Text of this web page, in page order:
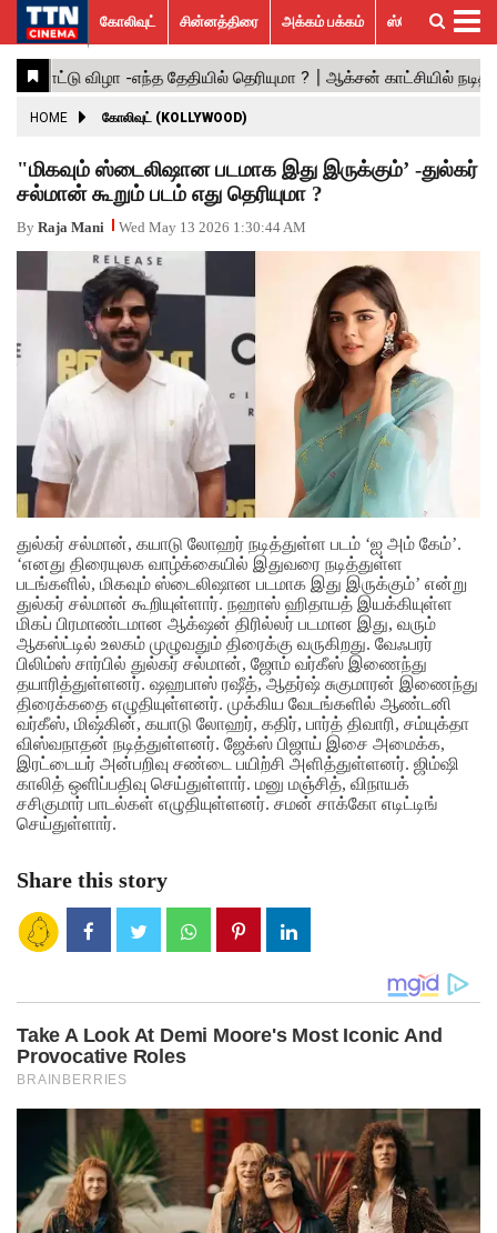
கோலிவுட்
சின்னத்திரை
பாலிவுட்
ஹாலிவுட்
அக்கம்
பக்கம்
ஸ்பெஷல்
ஸ்டோரீஸ்
விமர்சனம்
GALLERY
ACTRESS
ACTORS
MOVIESTILLS
EVENTS
VIDEOS
What’s
Hot
Trending
News
கோலிவுட் சின்னத்திரை அக்கம் பக்கம் ஸ்பெஷல் ஸ்டோரீஸ்
HOME கோலிவுட் (KOLLYWOOD)
"மிகவும் ஸ்டைலிஷான படமாக இது இருக்கும்’ -துல்கர்
சல்மான் கூறும் படம் எது தெரியுமா ?
By Raja Mani Wed May 13 2026 1:30:44 AM
துல்கர் சல்மான், கயாடு லோஹர் நடித்துள்ள படம் ‘ஐ அம் கேம்’.
‘எனது திரையுலக வாழ்க்கையில் இதுவரை நடித்துள்ள
படங்களில், மிகவும் ஸ்டைலிஷான படமாக இது இருக்கும்’ என்று
துல்கர் சல்மான் கூறியுள்ளார். நஹாஸ் ஹிதாயத் இயக்கியுள்ள
மிகப் பிரமாண்டமான ஆக்‌ஷன் திரில்லர் படமான இது, வரும்
ஆகஸ்ட்டில் உலகம் முழுவதும் திரைக்கு வருகிறது. வேஃபரர்
பிலிம்ஸ் சார்பில் துல்கர் சல்மான், ஜோம் வர்கீஸ் இணைந்து
தயாரித்துள்ளனர். ஷஹபாஸ் ரஷீத், ஆதர்ஷ் சுகுமாரன் இணைந்து
திரைக்கதை எழுதியுள்ளனர். முக்கிய வேடங்களில் ஆண்டனி
வர்கீஸ், மிஷ்கின், கயாடு லோஹர், கதிர், பார்த் திவாரி, சம்யுக்தா
விஸ்வநாதன் நடித்துள்ளனர். ஜேக்ஸ் பிஜாய் இசை அமைக்க,
இரட்டையர் அன்பறிவு சண்டை பயிற்சி அளித்துள்ளனர். ஜிம்ஷி
காலித் ஒளிப்பதிவு செய்துள்ளார். மனு மஞ்சித், விநாயக்
சசிகுமார் பாடல்கள் எழுதியுள்ளனர். சமன் சாக்கோ எடிட்டிங்
செய்துள்ளார்.
Share this story